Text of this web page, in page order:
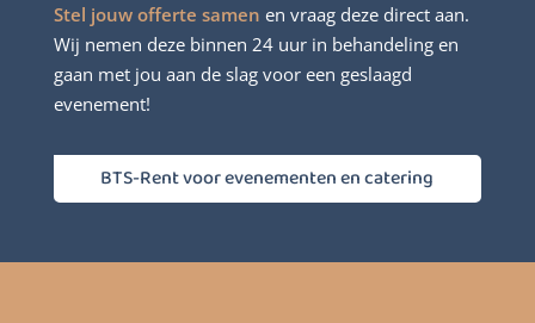
Stel jouw offerte samen en vraag deze direct aan.
Wij nemen deze binnen 24 uur in behandeling en
gaan met jou aan de slag voor een geslaagd
evenement!
BTS-Rent voor evenementen en catering